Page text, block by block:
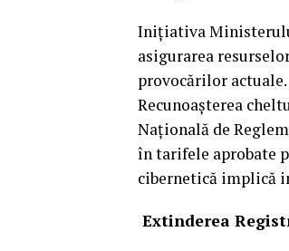
Inițiativa
asigurarea
provocărilor actuale.
Recunoașterea
Națională de
în tarifele aprobate
cibernetică implică
Extinderea